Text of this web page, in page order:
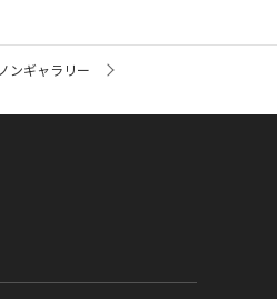
ンギャラリー